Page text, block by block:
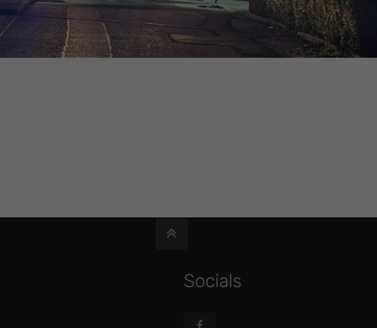
Socials